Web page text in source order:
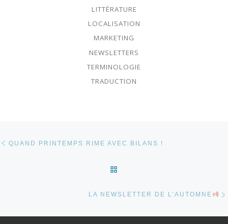
LITTÉRATURE
LOCALISATION
MARKETING
NEWSLETTERS
TERMINOLOGIE
TRADUCTION
Parcourir les articles
QUAND PRINTEMPS RIME AVEC BILANS !
LA NEWSLETTER DE L’AUTOMNE